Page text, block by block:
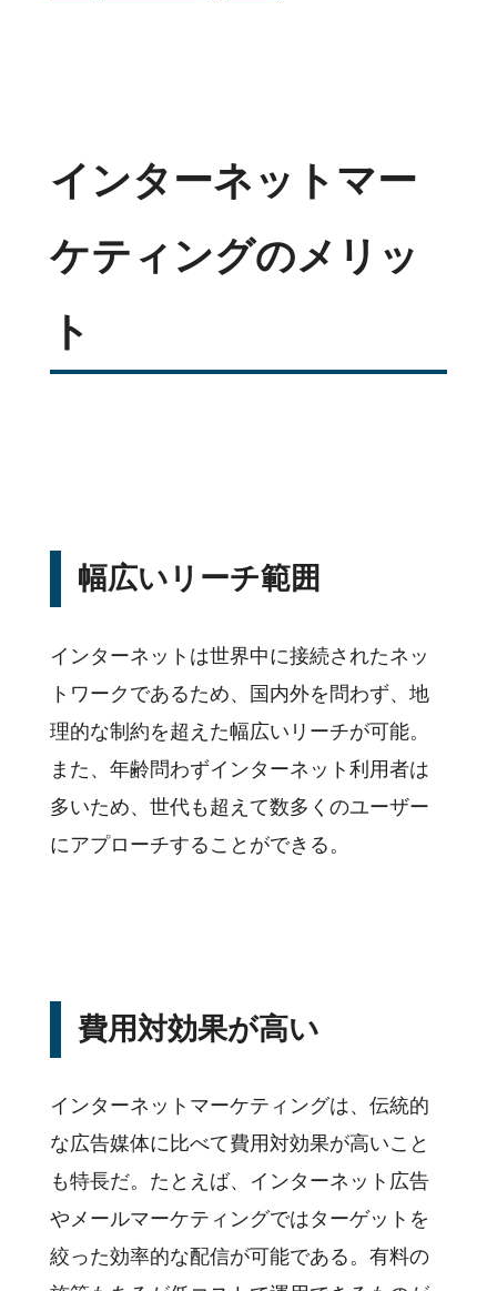
インターネットマー
ケティングのメリッ
ト
幅広いリーチ範囲
インターネットは世界中に接続されたネッ
トワークであるため、国内外を問わず、地
理的な制約を超えた幅広いリーチが可能。
また、年齢問わずインターネット利用者は
多いため、世代も超えて数多くのユーザー
にアプローチすることができる。
費用対効果が高い
インターネットマーケティングは、伝統的
な広告媒体に比べて費用対効果が高いこと
も特長だ。たとえば、インターネット広告
やメールマーケティングではターゲットを
絞った効率的な配信が可能である。有料の